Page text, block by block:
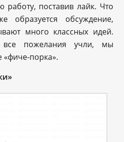
работу, поставив лайк. Что
обсуждение,
много классных идей.
пожелания учли, мы
«фиче-порка».